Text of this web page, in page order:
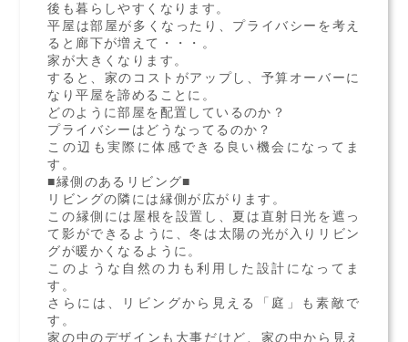
後も暮らしやすくなります。
平屋は部屋が多くなったり、プライバシーを考え
ると廊下が増えて・・・。
家が大きくなります。
すると、家のコストがアップし、予算オーバーに
なり平屋を諦めることに。
どのように部屋を配置しているのか？
プライバシーはどうなってるのか？
この辺も実際に体感できる良い機会になってま
す。
■縁側のあるリビング■
リビングの隣には縁側が広がります。
この縁側には屋根を設置し、夏は直射日光を遮っ
て影ができるように、冬は太陽の光が入りリビン
グが暖かくなるように。
このような自然の力も利用した設計になってま
す。
さらには、リビングから見える「庭」も素敵で
す。
家の中のデザインも大事だけど、家の中から見え